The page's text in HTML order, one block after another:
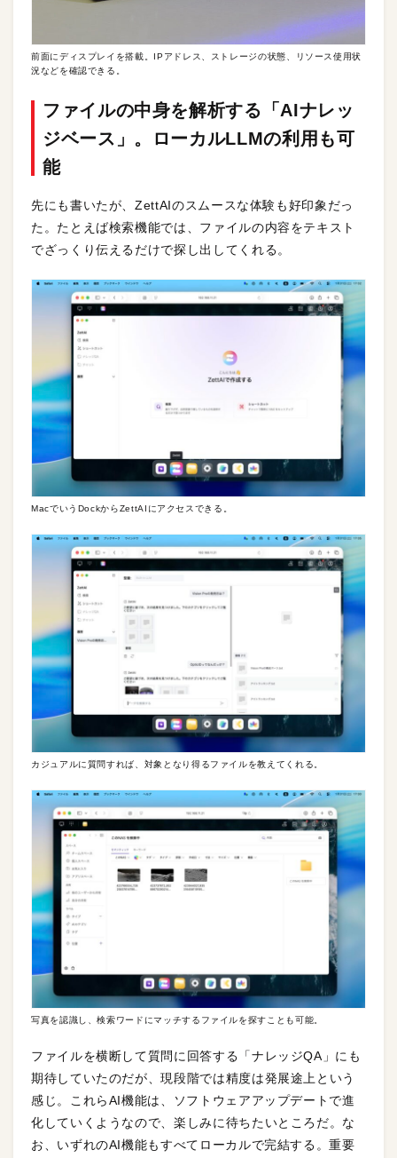
前面にディスプレイを搭載。IPアドレス、ストレージの状態、リソース使用状
況などを確認できる。
ファイルの中身を解析する「AIナレッ
ジベース」。ローカルLLMの利用も可
能
先にも書いたが、ZettAIのスムースな体験も好印象だっ
た。たとえば検索機能では、ファイルの内容をテキスト
でざっくり伝えるだけで探し出してくれる。
MacでいうDockからZettAIにアクセスできる。
カジュアルに質問すれば、対象となり得るファイルを教えてくれる。
写真を認識し、検索ワードにマッチするファイルを探すことも可能。
ファイルを横断して質問に回答する「ナレッジQA」にも
期待していたのだが、現段階では精度は発展途上という
感じ。これらAI機能は、ソフトウェアアップデートで進
化していくようなので、楽しみに待ちたいところだ。な
お、いずれのAI機能もすべてローカルで完結する。重要